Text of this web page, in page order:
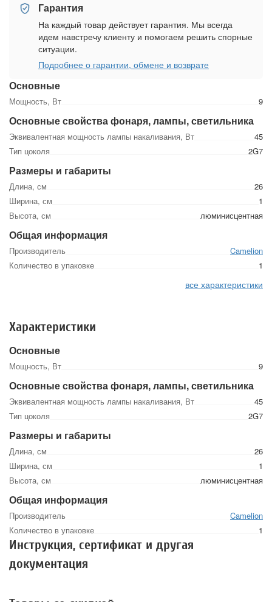
Основные
Мощность, Вт 9
Основные свойства фонаря, лампы, светильника
Эквивалентная мощность лампы накаливания, Вт
45
Тип цоколя
2G7
Размеры и габариты
Длина, см
26
Ширина, см
1
Высота, см
люминисцентная
Общая информация
Производитель
Camelion
Количество в упаковке
1
все характеристики
Гарантия
На каждый товар действует гарантия. Мы всегда
идем навстречу клиенту и помогаем решить спорные
ситуации.
Подробнее о гарантии, обмене и возврате
Характеристики
Основные
Мощность, Вт 9
Основные свойства фонаря, лампы, светильника
Эквивалентная мощность лампы накаливания, Вт
45
Тип цоколя
2G7
Размеры и габариты
Длина, см
26
Ширина, см
1
Высота, см
люминисцентная
Общая информация
Производитель
Camelion
Количество в упаковке
1
Инструкция, сертификат и другая
документация